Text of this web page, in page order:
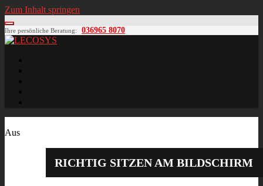
Zum Inhalt springen
Ihre persönliche Beratung: 036965 8070
Aus
RICHTIG SITZEN AM BILDSCHIRM